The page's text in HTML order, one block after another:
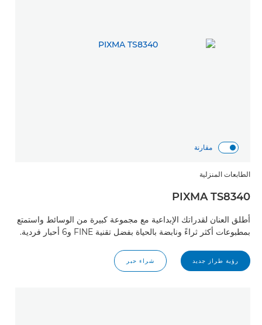
مقارنة
الطابعات المنزلية
PIXMA TS8340
أطلق العنان لقدراتك الإبداعية مع مجموعة كبيرة من الوسائط واستمتع
بمطبوعات أكثر ثراءً ونابضة بالحياة بفضل تقنية FINE و6 أحبار فردية.
رؤية طراز جديد شراء حبر